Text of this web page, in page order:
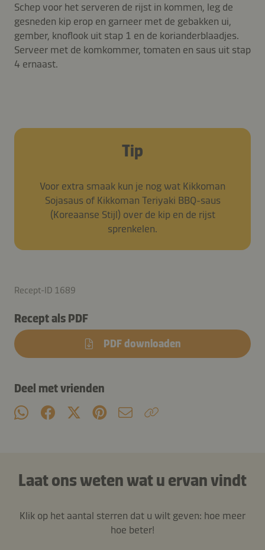
Schep voor het serveren de rijst in kommen, leg de
gesneden kip erop en garneer met de gebakken ui,
gember, knoflook uit stap 1 en de korianderblaadjes.
Serveer met de komkommer, tomaten en saus uit stap
4 ernaast.
Tip
Voor extra smaak kun je nog wat Kikkoman
Sojasaus of Kikkoman Teriyaki BBQ-saus
(Koreaanse Stijl) over de kip en de rijst
sprenkelen.
Recept-ID 1689
Recept als PDF
PDF downloaden
Deel met vrienden
Laat ons weten wat u ervan vindt
Klik op het aantal sterren dat u wilt geven: hoe meer
hoe beter!